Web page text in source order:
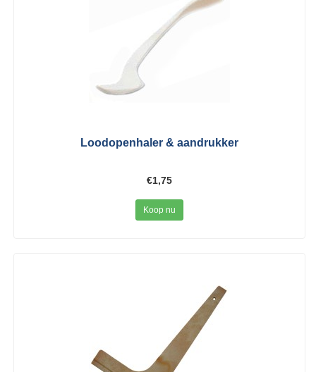
Loodopenhaler & aandrukker
€1,75
Koop nu